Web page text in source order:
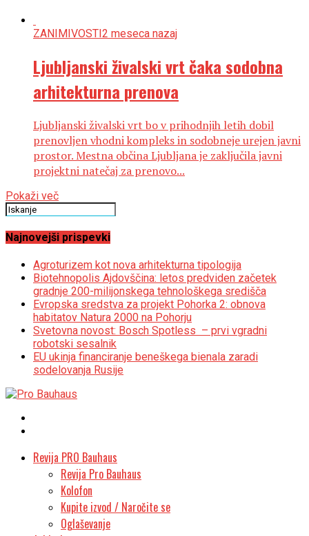
ZANIMIVOSTI2 meseca nazaj
Ljubljanski živalski vrt čaka sodobna
arhitekturna prenova
Ljubljanski živalski vrt bo v prihodnjih letih dobil
prenovljen vhodni kompleks in sodobneje urejen javni
prostor. Mestna občina Ljubljana je zaključila javni
projektni natečaj za prenovo...
Pokaži več
Najnovejši prispevki
Agroturizem kot nova arhitekturna tipologija
Biotehnopolis Ajdovščina: letos predviden začetek
gradnje 200-milijonskega tehnološkega središča
Evropska sredstva za projekt Pohorka 2: obnova
habitatov Natura 2000 na Pohorju
Svetovna novost: Bosch Spotless – prvi vgradni
robotski sesalnik
EU ukinja financiranje beneškega bienala zaradi
sodelovanja Rusije
Revija PRO Bauhaus
Revija Pro Bauhaus
Kolofon
Kupite izvod / Naročite se
Oglaševanje